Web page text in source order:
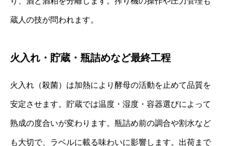
蔵人の技が問われます。
火入れ・貯蔵・瓶詰めなど最終工程
火入れ（殺菌）は加熱により酵母の活動を止めて品質を
安定させます。貯蔵では温度・湿度・容器選びによって
熟成の度合いが変わります。瓶詰め前の調合や割水など
も大切で、ラベルに載る味わいに影響します。出荷まで